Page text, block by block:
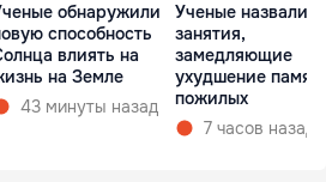
обнаружили
способность
влиять на
на Земле
43 минуты назад
Ученые назвали
занятия,
замедляющие
ухудшение
пожилых
7 часов назад